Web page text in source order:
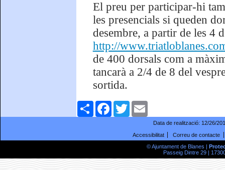
El preu per participar-hi
les presencials si queden
desembre, a partir de les 4
http://
de 400 dorsals com a
tancarà a 2/4 de 8 del
sortida.
ComparteixFacebookTwitter
Data de realització: 12/26/
Accessibilitat
Correu de contacte
© Ajuntament de Blanes |
Passeig Dintre 29 |